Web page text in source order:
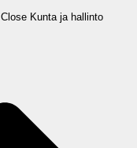
Close Kunta ja hallinto